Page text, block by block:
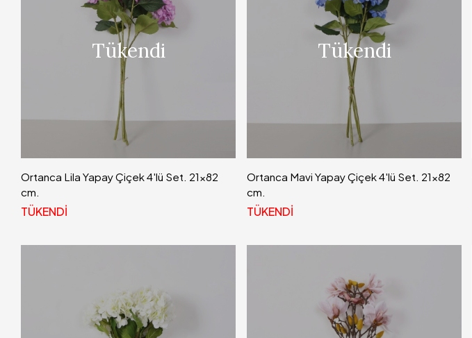
Tükendi
Ortanca Lila Yapay Çiçek 4'lü Set. 21x82
cm.
TÜKENDİ
Tükendi
Ortanca Mavi Yapay Çiçek 4'lü Set. 21x82
cm.
TÜKENDİ